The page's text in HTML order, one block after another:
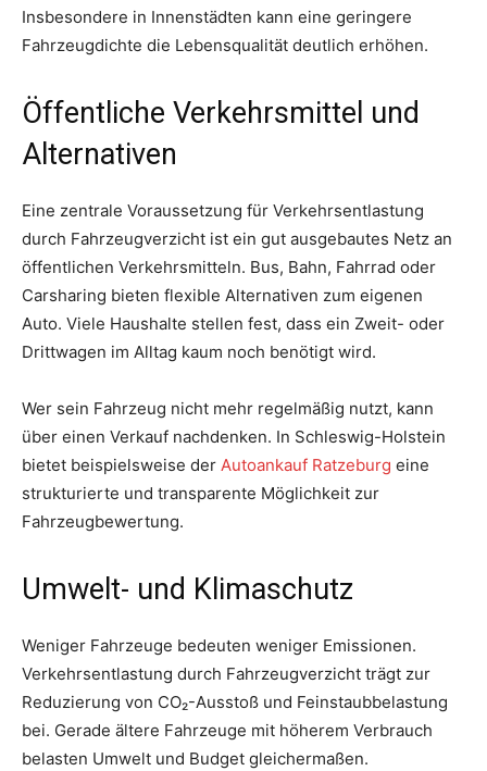
Insbesondere in Innenstädten kann eine geringere
Fahrzeugdichte die Lebensqualität deutlich erhöhen.
Öffentliche Verkehrsmittel und
Alternativen
Eine zentrale Voraussetzung für Verkehrsentlastung
durch Fahrzeugverzicht ist ein gut ausgebautes Netz an
öffentlichen Verkehrsmitteln. Bus, Bahn, Fahrrad oder
Carsharing bieten flexible Alternativen zum eigenen
Auto. Viele Haushalte stellen fest, dass ein Zweit- oder
Drittwagen im Alltag kaum noch benötigt wird.
Wer sein Fahrzeug nicht mehr regelmäßig nutzt, kann
über einen Verkauf nachdenken. In Schleswig-Holstein
bietet beispielsweise der Autoankauf Ratzeburg eine
strukturierte und transparente Möglichkeit zur
Fahrzeugbewertung.
Umwelt- und Klimaschutz
Weniger Fahrzeuge bedeuten weniger Emissionen.
Verkehrsentlastung durch Fahrzeugverzicht trägt zur
Reduzierung von CO₂-Ausstoß und Feinstaubbelastung
bei. Gerade ältere Fahrzeuge mit höherem Verbrauch
belasten Umwelt und Budget gleichermaßen.